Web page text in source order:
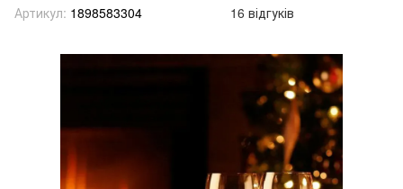
Артикул: 1898583304 16 відгуків